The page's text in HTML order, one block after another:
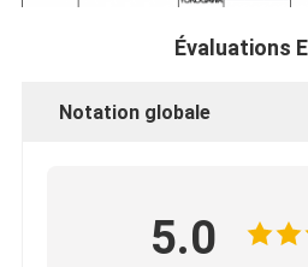
Évaluations
Notation globale
5.0